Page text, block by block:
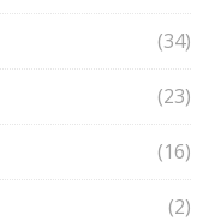
(34)
(23)
(16)
(2)